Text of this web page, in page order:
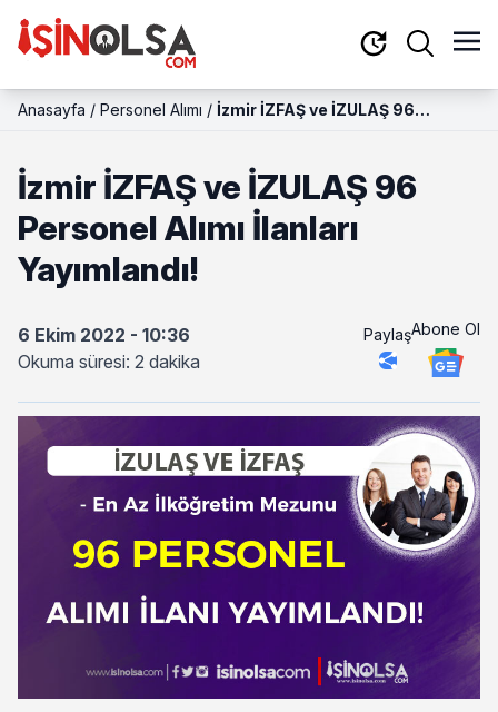
Anasayfa / Personel Alımı / İzmir İZFAŞ ve İZULAŞ 96
İzmir İZFAŞ ve İZULAŞ 96
Personel Alımı İlanları
Yayımlandı!
6 Ekim 2022 - 10:36
Okuma süresi: 2 dakika
PaylaşAbone Ol